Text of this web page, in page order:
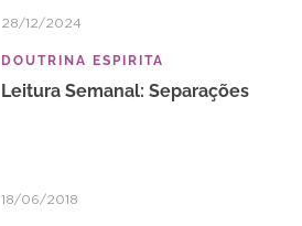
28/12/2024
DOUTRINA ESPIRITA
Leitura Semanal: Separações
18/06/2018